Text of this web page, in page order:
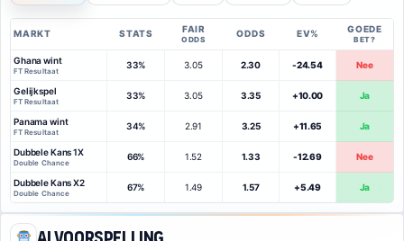
MARKT STATS FAIR
ODDS
ODDS EV% GOEDE
BET?
Ghana wint
FT Resultaat
33% 3.05 2.30 -24.54 Nee
Gelijkspel
FT Resultaat
33% 3.05 3.35 +10.00 Ja
Panama wint
FT Resultaat
34% 2.91 3.25 +11.65 Ja
Dubbele Kans 1X
Double Chance
66% 1.52 1.33 -12.69 Nee
Dubbele Kans X2
Double Chance
67% 1.49 1.57 +5.49 Ja